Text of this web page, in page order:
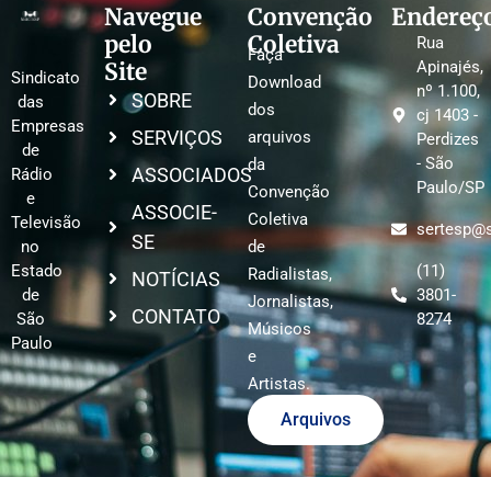
Sindicato
das
Empresas
de
Rádio
e
Televisão
no
Estado
de
São
Paulo
Navegue
pelo
Site
SOBRE
SERVIÇOS
ASSOCIADOS
ASSOCIE-
SE
NOTÍCIAS
CONTATO
Convenção
Coletiva
Faça
Download
dos
arquivos
da
Convenção
Coletiva
de
Radialistas,
Jornalistas,
Músicos
e
Artistas.
Arquivos
Rua
Apinajés,
nº 1.100,
cj 1403 -
Perdizes
- São
Paulo/SP
(11)
3801-
8274